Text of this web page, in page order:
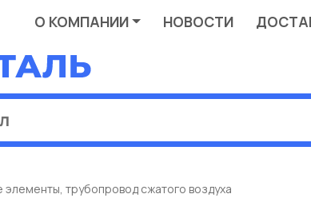
О КОМПАНИИ НОВОСТИ
трубопровод сжатого воздуха